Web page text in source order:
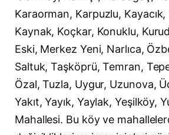
Karaorman, Karpuzlu,
Kaynak, Koçkar, Konuklu,
Eski, Merkez Yeni, Narlıca,
Saltuk, Taşköprü, Temran,
Özal, Tuzla, Uygur, Uzunova,
Yakıt, Yayık, Yaylak, Yeşilköy,
Mahallesi. Bu köy ve